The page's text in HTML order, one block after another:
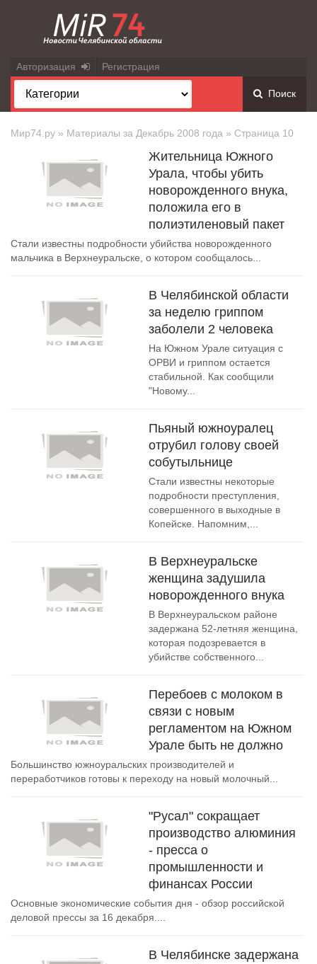
Авторизация Регистрация
Поиск
Мир74.ру » Материалы за Декабрь 2008 года » Страница 10
Жительница Южного
Урала, чтобы убить
новорожденного внука,
положила его в
полиэтиленовый пакет
Стали известны подробности убийства новорожденного
мальчика в Верхнеуральске, о котором сообщалось...
В Челябинской области
за неделю гриппом
заболели 2 человека
На Южном Урале ситуация с
ОРВИ и гриппом остается
стабильной. Как сообщили
"Новому...
Пьяный южноуралец
отрубил голову своей
собутыльнице
Стали известны некоторые
подробности преступления,
совершенного в выходные в
Копейске. Напомним,...
В Верхнеуральске
женщина задушила
новорожденного внука
В Верхнеуральском районе
задержана 52-летняя женщина,
которая подозревается в
убийстве собственного...
Перебоев с молоком в
связи с новым
регламентом на Южном
Урале быть не должно
Большинство южноуральских производителей и
переработчиков готовы к переходу на новый молочный...
"Русал" сокращает
производство алюминия
- пресса о
промышленности и
финансах России
Основные экономические события дня - обзор российской
деловой прессы за 16 декабря....
В Челябинске задержана